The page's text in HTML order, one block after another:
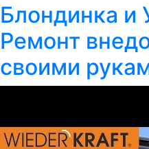
Блондинка и
Ремонт
своими